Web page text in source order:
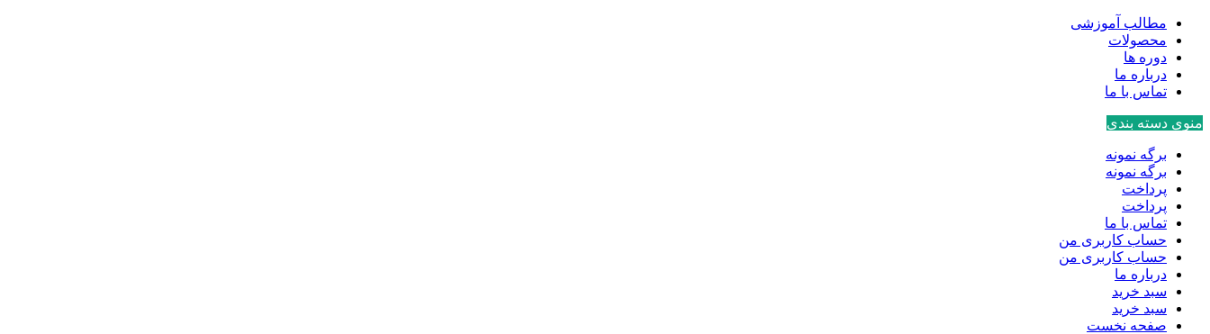
مطالب آموزشی
محصولات
دوره ها
درباره ما
تماس با ما
منوی دسته بندی
برگه نمونه
برگه نمونه
پرداخت
پرداخت
تماس با ما
حساب کاربری من
حساب کاربری من
درباره ما
سبد خرید
سبد خرید
صفحه نخست